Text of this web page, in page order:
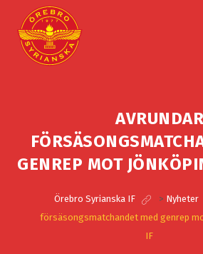
AVRUNDAR
GENREP MOT
Örebro Syrianska IF > Nyheter
försäsongsmatchandet med genrep
IF